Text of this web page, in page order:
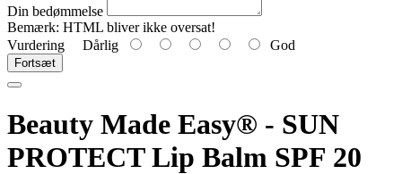
Din bedømmelse
Bemærk: HTML bliver ikke oversat!
Vurdering Dårlig God
Fortsæt
Beauty Made Easy® - SUN
PROTECT Lip Balm SPF 20